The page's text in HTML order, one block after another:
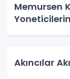
Memursen
Akıncılar